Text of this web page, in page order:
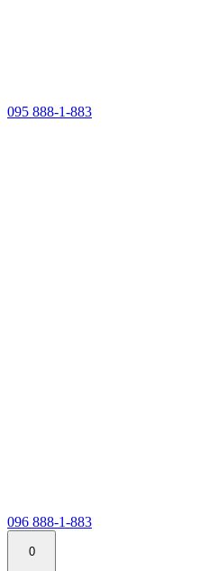
095 888-1-883
096 888-1-883
0